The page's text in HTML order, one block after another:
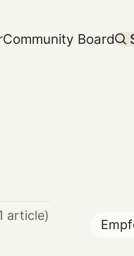
Community Board
article)